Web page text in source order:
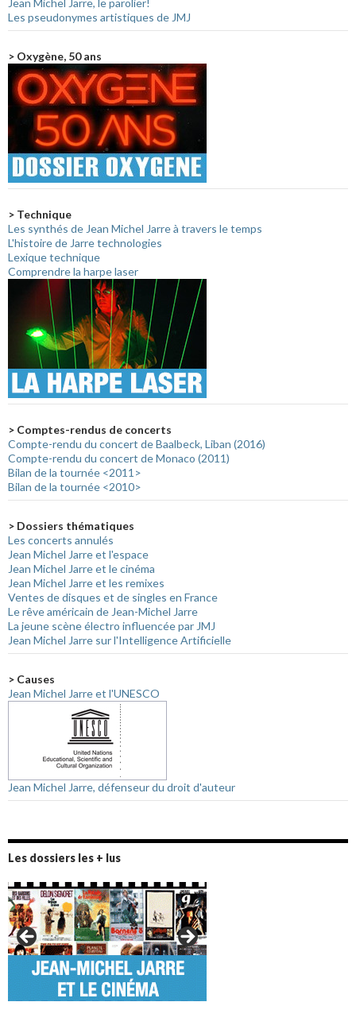
Les pseudonymes artistiques de JMJ
> Oxygène, 50 ans
> Technique
Les synthés de Jean Michel Jarre à travers le temps
L'histoire de Jarre technologies
Lexique technique
Comprendre la harpe laser
> Comptes-rendus de concerts
Compte-rendu du concert de Baalbeck, Liban (2016)
Compte-rendu du concert de Monaco (2011)
Bilan de la tournée <2011>
Bilan de la tournée <2010>
> Dossiers thématiques
Les concerts annulés
Jean Michel Jarre et l'espace
Jean Michel Jarre et le cinéma
Jean Michel Jarre et les remixes
Ventes de disques et de singles en France
Le rêve américain de Jean-Michel Jarre
La jeune scène électro influencée par JMJ
Jean Michel Jarre sur l'Intelligence Artificielle
> Causes
Jean Michel Jarre et l'UNESCO
Jean Michel Jarre, défenseur du droit d'auteur
Les dossiers les + lus